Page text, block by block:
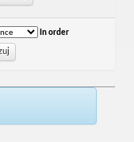
In order